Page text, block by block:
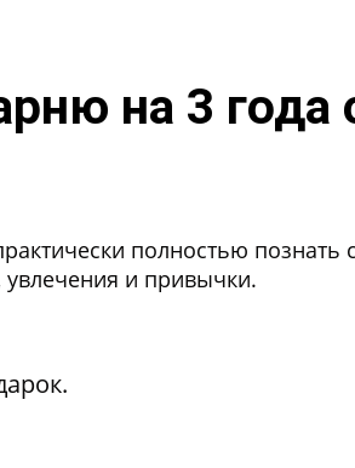
на 3 года
полностью
увлечения и привычки.